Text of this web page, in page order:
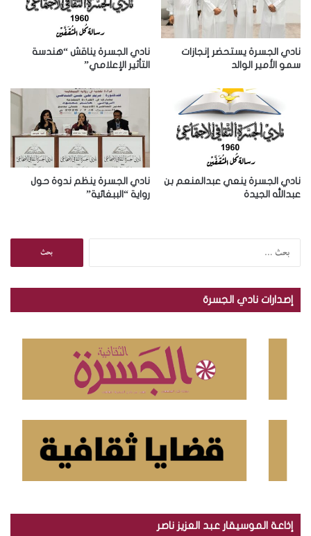
ك
ت
ر
و
نادي الجسرة يستحضر إنجازات
سمو الأمير الوالد
نادي الجسرة يناقش “هندسة
التأثير الإعلامي”
نادي الجسرة ينعي عبدالمنعم بن
عبدالله الجيدة
نادي الجسرة ينظم ندوة حول
رواية “الببغائية”
ح
إصدارات نادي الجسرة
إذاعة الموسيقار عبد العزيز ناصر